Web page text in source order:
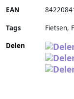
EAN
Tags
Fietsen,
Delen